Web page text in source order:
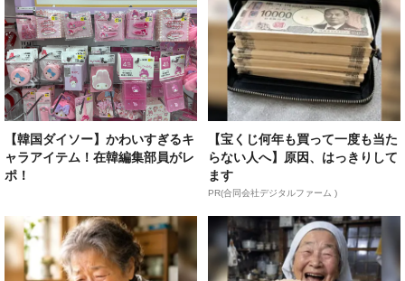
【韓国ダイソー】かわいすぎるキ
ャラアイテム！在韓編集部員がレ
ポ！
【宝くじ何年も買って一度も当た
らない人へ】原因、はっきりして
ます
PR(合同会社デジタルファーム )